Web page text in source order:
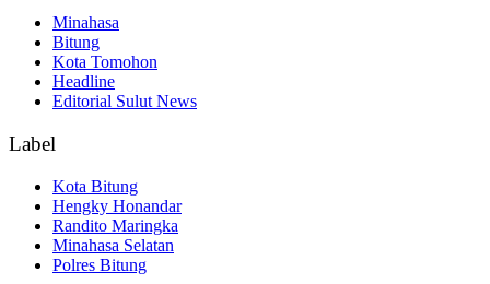
Minahasa
Bitung
Kota Tomohon
Headline
Editorial Sulut News
Label
Kota Bitung
Hengky Honandar
Randito Maringka
Minahasa Selatan
Polres Bitung